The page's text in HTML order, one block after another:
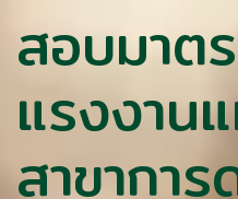
สอบมาต
แรงงาน
สาขากา